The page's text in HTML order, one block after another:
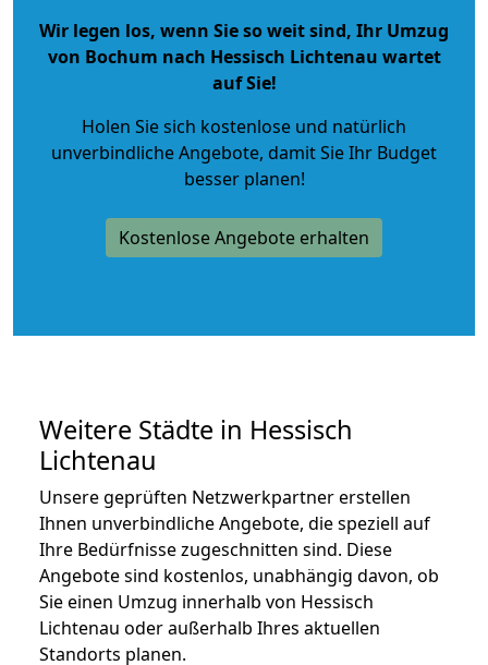
Wir legen los, wenn Sie so weit sind, Ihr Umzug
von Bochum nach Hessisch Lichtenau wartet
auf Sie!
Holen Sie sich kostenlose und natürlich
unverbindliche Angebote, damit Sie Ihr Budget
besser planen!
Kostenlose Angebote erhalten
Weitere Städte in Hessisch
Lichtenau
Unsere geprüften Netzwerkpartner erstellen
Ihnen unverbindliche Angebote, die speziell auf
Ihre Bedürfnisse zugeschnitten sind. Diese
Angebote sind kostenlos, unabhängig davon, ob
Sie einen Umzug innerhalb von Hessisch
Lichtenau oder außerhalb Ihres aktuellen
Standorts planen.